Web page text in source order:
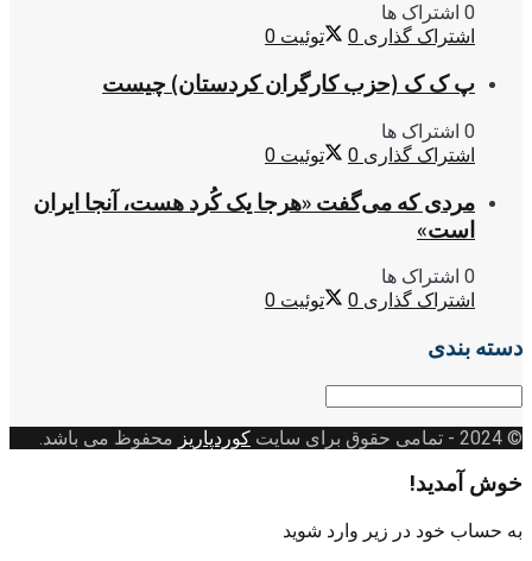
0 اشتراک ها
اشتراک گذاری 0 توئیت 0
پ ک ک (حزب کارگران کردستان) چیست
0 اشتراک ها
اشتراک گذاری 0 توئیت 0
مردی که می‌گفت «هرجا یک کُرد هست، آنجا ایران
است»
0 اشتراک ها
اشتراک گذاری 0 توئیت 0
دسته بندی
دسته
© 2024
- تمامی حقوق برای سایت کوردپاریز محفوظ می باشد.
خوش آمدید!
به حساب خود در زیر وارد شوید